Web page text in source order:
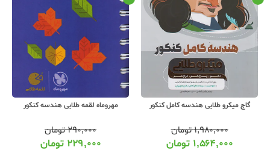
گاج میکرو طلایی هندسه کامل کنکور
۱,۹۸۰,۰۰۰تومان
۱,۵۶۴,۰۰۰ تومان
مهروماه لقمه طلایی هندسه کنکور
۲۹۰,۰۰۰تومان
۲۲۹,۰۰۰ تومان